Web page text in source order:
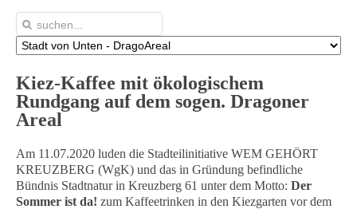
Kiez-Kaffee mit ökologischem
Rundgang auf dem sogen. Dragoner
Areal
Am 11.07.2020 luden die Stadteilinitiative WEM GEHÖRT
KREUZBERG (WgK) und das in Gründung befindliche
Bündnis Stadtnatur in Kreuzberg 61 unter dem Motto: Der
Sommer ist da! zum Kaffeetrinken in den Kiezgarten vor dem